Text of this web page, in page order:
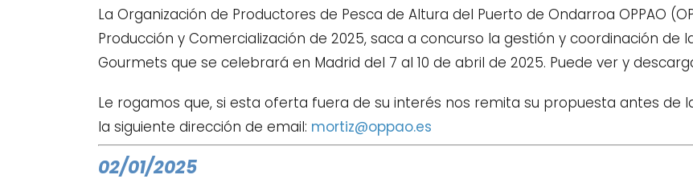
La Organización de Productores de Pesca de Altura del Puerto de Ondarroa OPPAO
Producción y Comercialización de 2025, saca a concurso la gestión y coordinación de
Gourmets que se celebrará en Madrid del 7 al 10 de abril de 2025. Puede ver y
Le rogamos que, si esta oferta fuera de su interés nos remita su propuesta antes de
la siguiente dirección de email: mortiz@oppao.es
02/01/2025